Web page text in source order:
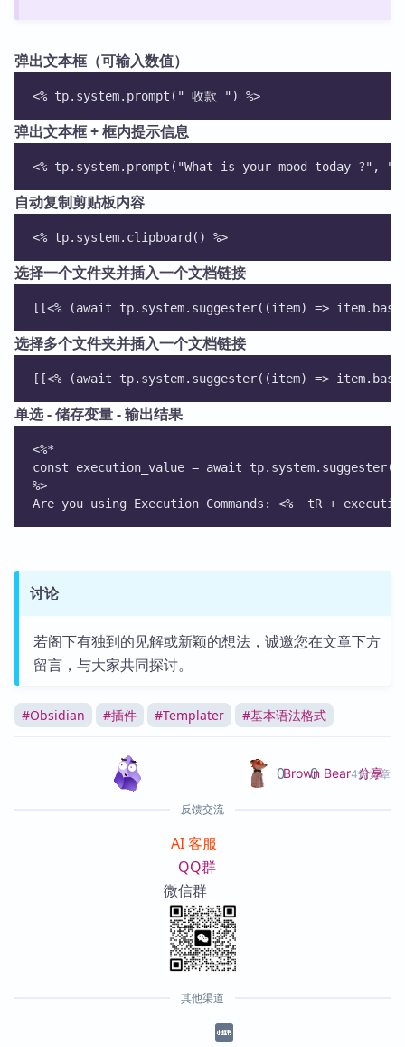
弹出文本框（可输入数值）
<% tp.system.prompt(" 收款 ") %>
弹出文本框 + 框内提示信息
<% tp.system.prompt("What is your mood today ?",
自动复制剪贴板内容
<% tp.system.clipboard() %>
选择一个文件夹并插入一个文档链接
[[<% (await tp.system.suggester((item) =>
选择多个文件夹并插入一个文档链接
[[<% (await tp.system.suggester((item) =>
单选 - 储存变量 - 输出结果
<%*
const execution_value = await
%>
Are you using Execution Commands: <%  tR +
讨论
若阁下有独到的见解或新颖的想法，诚邀您在文章下方
留言，与大家共同探讨。
#Obsidian #插件 #Templater #基本语法格式
Brown Bear4篇文章
0 0 分享
反馈交流
AI 客服
QQ群
微信群
其他渠道